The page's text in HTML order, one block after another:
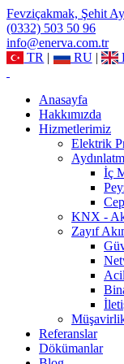
Fevziçakmak, Şehit
(0332) 503 50 96
info@enerva.com.tr
TR | RU |
Anasayfa
Hakkımızda
Hizmetlerimiz
Elektrik
İç
KNX -
Zayıf
Referanslar
Dökümanlar